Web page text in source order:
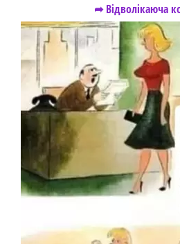
➦ Відволікаюча